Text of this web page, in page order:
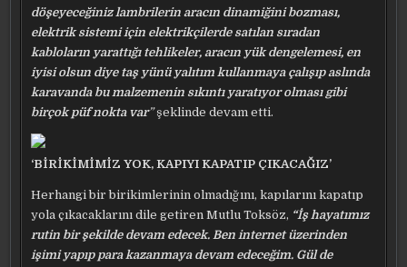
döşeyeceğiniz lambrilerin aracın dinamiğini bozması,
elektrik sistemi için elektrikçilerde satılan sıradan
kabloların yarattığı tehlikeler, aracın yük dengelemesi, en
iyisi olsun diye taş yünü yalıtım kullanmaya çalışıp aslında
karavanda bu malzemenin sıkıntı yaratıyor olması gibi
birçok püf nokta var”şeklinde devam etti.
‘BİRİKİMİMİZ YOK, KAPIYI KAPATIP ÇIKACAĞIZ’
Herhangi bir birikimlerinin olmadığını, kapılarını kapatıp
yola çıkacaklarını dile getiren Mutlu Toksöz, “İş hayatımız
rutin bir şekilde devam edecek. Ben internet üzerinden
işimi yapıp para kazanmaya devam edeceğim. Gül de